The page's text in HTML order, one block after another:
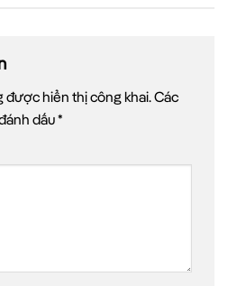
được hiển thị công khai.Các
dấu*